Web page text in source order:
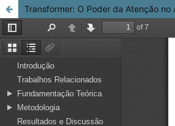
Transformer: O Poder da Atenção